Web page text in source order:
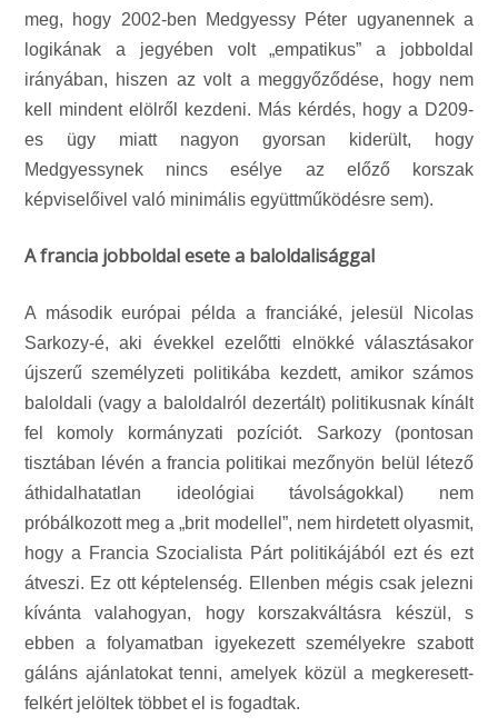
meg, hogy 2002-ben Medgyessy Péter ugyanennek a
logikának a jegyében volt „empatikus” a jobboldal
irányában, hiszen az volt a meggyőződése, hogy nem
kell mindent elölről kezdeni. Más kérdés, hogy a D209-
es ügy miatt nagyon gyorsan kiderült, hogy
Medgyessynek nincs esélye az előző korszak
képviselőivel való minimális együttműködésre sem).
A francia jobboldal esete a baloldalisággal
A második európai példa a franciáké, jelesül Nicolas
Sarkozy-é, aki évekkel ezelőtti elnökké választásakor
újszerű személyzeti politikába kezdett, amikor számos
baloldali (vagy a baloldalról dezertált) politikusnak kínált
fel komoly kormányzati pozíciót. Sarkozy (pontosan
tisztában lévén a francia politikai mezőnyön belül létező
áthidalhatatlan ideológiai távolságokkal) nem
próbálkozott meg a „brit modellel”, nem hirdetett olyasmit,
hogy a Francia Szocialista Párt politikájából ezt és ezt
átveszi. Ez ott képtelenség. Ellenben mégis csak jelezni
kívánta valahogyan, hogy korszakváltásra készül, s
ebben a folyamatban igyekezett személyekre szabott
gáláns ajánlatokat tenni, amelyek közül a megkeresett-
felkért jelöltek többet el is fogadtak.